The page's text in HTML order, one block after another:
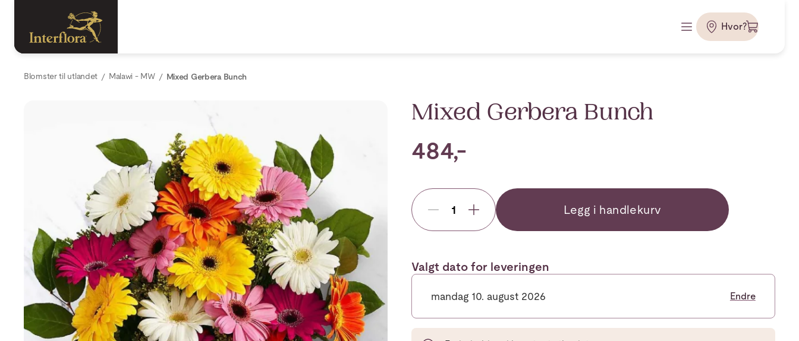
Hvor?
Blomster til utlandet Malawi - MW Mixed Gerbera Bunch
Mixed Gerbera Bunch
484,-
Legg i handlekurv
Valgt dato for leveringen
mandag 10. august 2026 Endre